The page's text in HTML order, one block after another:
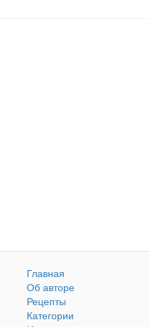
Главная
Об авторе
Рецепты
Категории